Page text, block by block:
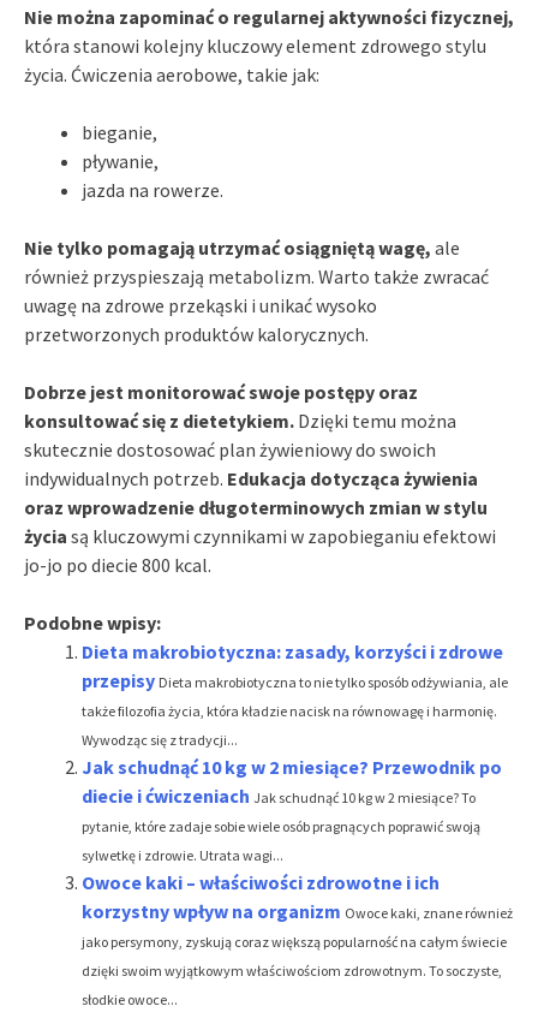
Nie można zapominać o regularnej aktywności fizycznej,
która stanowi kolejny kluczowy element zdrowego stylu
życia. Ćwiczenia aerobowe, takie jak:
bieganie,
pływanie,
jazda na rowerze.
Nie tylko pomagają utrzymać osiągniętą wagę, ale
również przyspieszają metabolizm. Warto także zwracać
uwagę na zdrowe przekąski i unikać wysoko
przetworzonych produktów kalorycznych.
Dobrze jest monitorować swoje postępy oraz
konsultować się z dietetykiem. Dzięki temu można
skutecznie dostosować plan żywieniowy do swoich
indywidualnych potrzeb. Edukacja dotycząca żywienia
oraz wprowadzenie długoterminowych zmian w stylu
życia są kluczowymi czynnikami w zapobieganiu efektowi
jo-jo po diecie 800 kcal.
Podobne wpisy:
Dieta makrobiotyczna: zasady, korzyści i zdrowe
przepisy Dieta makrobiotyczna to nie tylko sposób odżywiania, ale
także filozofia życia, która kładzie nacisk na równowagę i harmonię.
Wywodząc się z tradycji...
Jak schudnąć 10 kg w 2 miesiące? Przewodnik po
diecie i ćwiczeniach Jak schudnąć 10 kg w 2 miesiące? To
pytanie, które zadaje sobie wiele osób pragnących poprawić swoją
sylwetkę i zdrowie. Utrata wagi...
Owoce kaki – właściwości zdrowotne i ich
korzystny wpływ na organizm Owoce kaki, znane również
jako persymony, zyskują coraz większą popularność na całym świecie
dzięki swoim wyjątkowym właściwościom zdrowotnym. To soczyste,
słodkie owoce...